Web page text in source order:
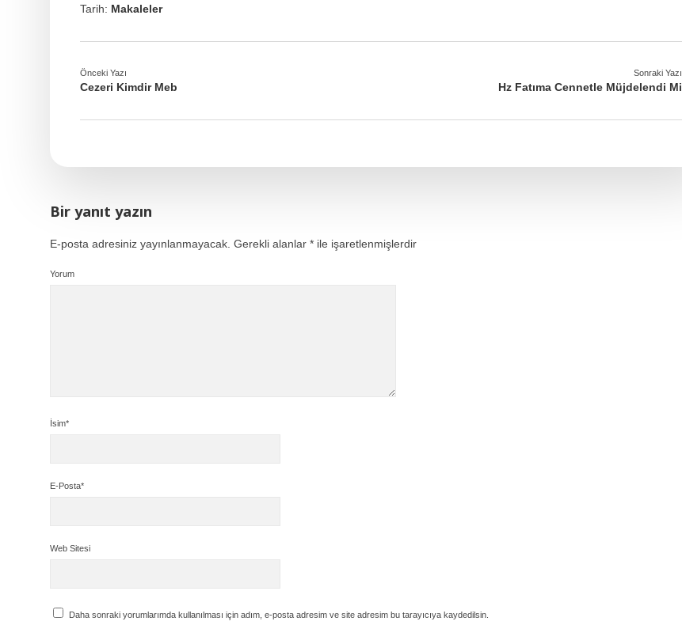
Tarih: Makaleler
Önceki Yazı
Cezeri Kimdir Meb
Sonraki Yazı
Hz Fatıma Cennetle Müjdelendi Mi
Bir yanıt yazın
E-posta adresiniz yayınlanmayacak. Gerekli alanlar * ile işaretlenmişlerdir
Yorum
İsim*
E-Posta*
Web Sitesi
Daha sonraki yorumlarımda kullanılması için adım, e-posta adresim ve site adresim bu tarayıcıya kaydedilsin.